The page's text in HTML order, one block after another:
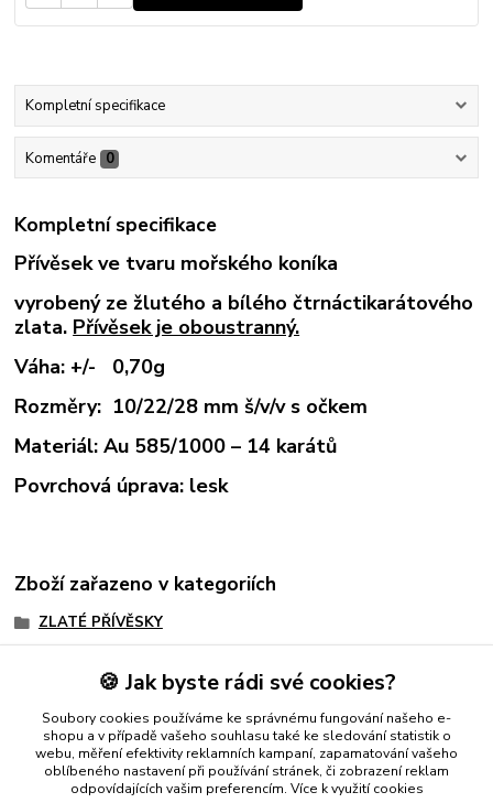
Kompletní specifikace
Komentáře 0
Kompletní specifikace
Přívěsek ve tvaru mořského koníka
vyrobený ze žlutého a bílého čtrnáctikarátového
zlata. Přívěsek je oboustranný.
Váha: +/- 0,70g
Rozměry: 10/22/28 mm š/v/v s očkem
Materiál: Au 585/1000 – 14 karátů
Povrchová úprava: lesk
Zboží zařazeno v kategoriích
ZLATÉ PŘÍVĚSKY
Zvířata
🍪 Jak byste rádi své cookies?
Soubory cookies používáme ke správnému fungování našeho e-
shopu a v případě vašeho souhlasu také ke sledování statistik o
webu, měření efektivity reklamních kampaní, zapamatování vašeho
oblíbeného nastavení při používání stránek, či zobrazení reklam
odpovídajících vašim preferencím. Více k využití cookies